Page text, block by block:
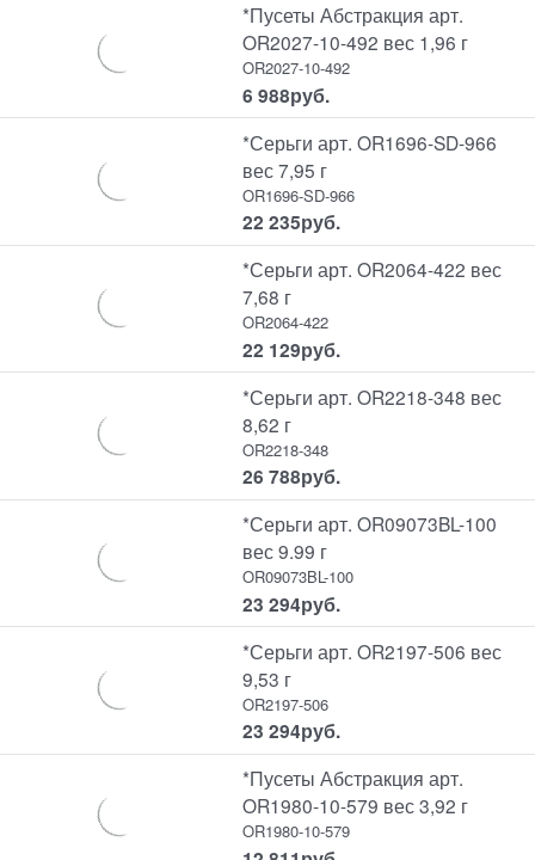
*Пусеты Абстракция арт.
OR2027-10-492 вес 1,96 г
OR2027-10-492
6 988руб.
*Серьги арт. OR1696-SD-966
вес 7,95 г
OR1696-SD-966
22 235руб.
*Серьги арт. OR2064-422 вес
7,68 г
OR2064-422
22 129руб.
*Серьги арт. OR2218-348 вес
8,62 г
OR2218-348
26 788руб.
*Серьги арт. OR09073BL-100
вес 9.99 г
OR09073BL-100
23 294руб.
*Серьги арт. OR2197-506 вес
9,53 г
OR2197-506
23 294руб.
*Пусеты Абстракция арт.
OR1980-10-579 вес 3,92 г
OR1980-10-579